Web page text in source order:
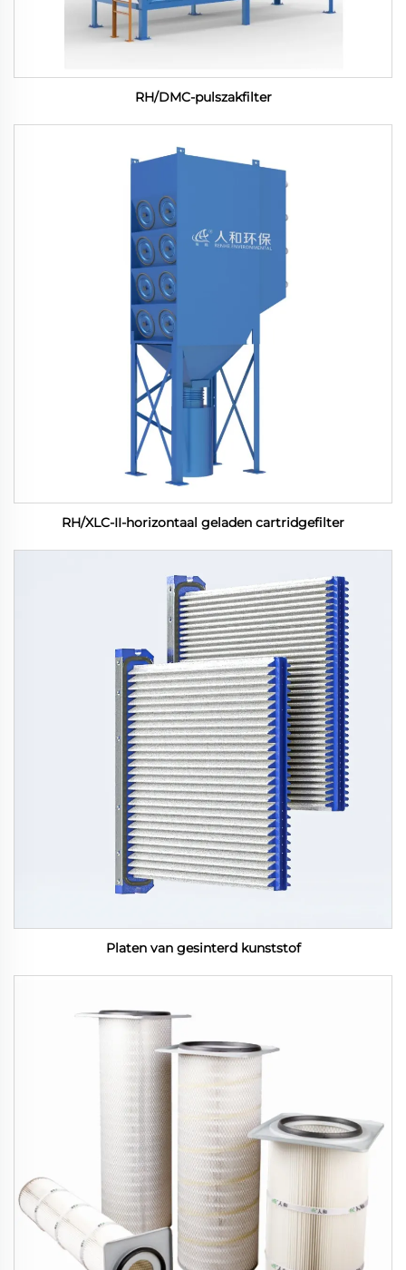
RH/DMC-pulszakfilter
RH/XLC-II-horizontaal geladen cartridgefilter
Platen van gesinterd kunststof